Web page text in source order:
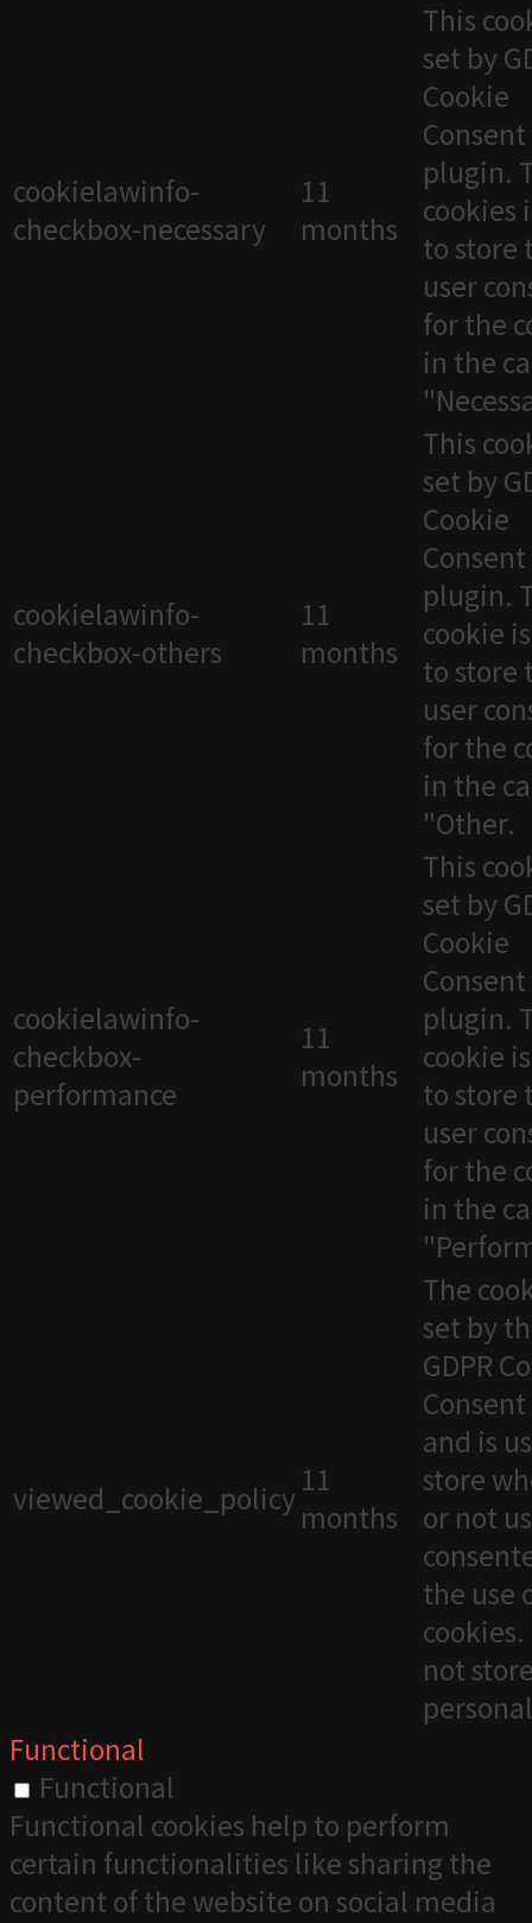
cookielawinfo-
checkbox-necessary
11
months
This
set by
Cookie
Consent
plugin.
cookies
to store
user
for the
in the
cookielawinfo-
checkbox-others
11
months
This
set by
Cookie
Consent
plugin.
cookie
to store
user
for the
in the
"Other.
cookielawinfo-
checkbox-
performance
11
months
This
set by
Cookie
Consent
plugin.
cookie
to store
user
for the
in the
viewed_cookie_policy 11
months
The
set by
GDPR
and is
store
or not
the use
not
Functional
Functional
Functional cookies help to perform
certain functionalities like sharing the
content of the website on social media